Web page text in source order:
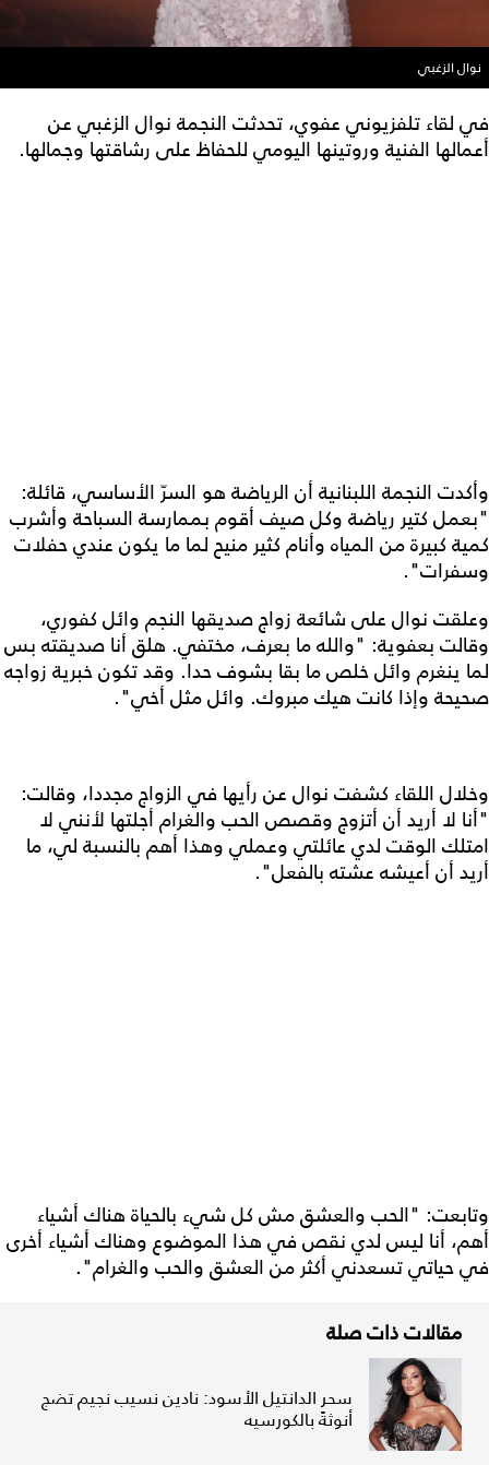
نوال الزغبي
في لقاء تلفزيوني عفوي، تحدثت النجمة نوال الزغبي عن
أعمالها الفنية وروتينها اليومي للحفاظ على رشاقتها وجمالها.
وأكدت النجمة اللبنانية أن الرياضة هو السرّ الأساسي، قائلة:
"بعمل كتير رياضة وكل صيف أقوم بممارسة السباحة وأشرب
كمية كبيرة من المياه وأنام كثير منيح لما ما يكون عندي حفلات
وسفرات".
وعلقت نوال على شائعة زواج صديقها النجم وائل كفوري،
وقالت بعفوية: "والله ما بعرف، مختفي. هلق أنا صديقته بس
لما ينغرم وائل خلص ما بقا بشوف حدا. وقد تكون خبرية زواجه
صحيحة وإذا كانت هيك مبروك. وائل مثل أخي".
وخلال اللقاء كشفت نوال عن رأيها في الزواج مجددا، وقالت:
"أنا لا أريد أن أتزوج وقصص الحب والغرام أجلتها لأنني لا
امتلك الوقت لدي عائلتي وعملي وهذا أهم بالنسبة لي، ما
أريد أن أعيشه عشته بالفعل".
وتابعت: "الحب والعشق مش كل شيء بالحياة هناك أشياء
أهم، أنا ليس لدي نقص في هذا الموضوع وهناك أشياء أخرى
في حياتي تسعدني أكثر من العشق والحب والغرام".
مقالات ذات صلة
سحر الدانتيل الأسود: نادين نسيب نجيم تضج
أنوثةً بالكورسيه